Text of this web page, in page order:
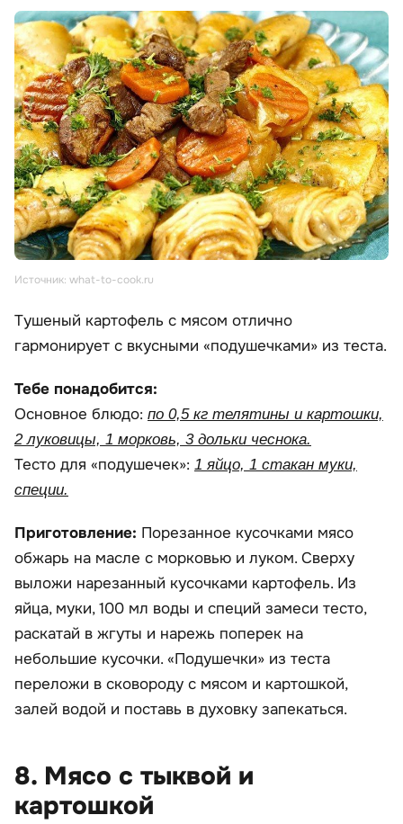
Источник: what-to-cook.ru
Тушеный картофель с мясом отлично
гармонирует с вкусными «подушечками» из теста.
Тебе понадобится:
Основное блюдо: по 0,5 кг телятины и картошки,
2 луковицы, 1 морковь, 3 дольки чеснока.
Тесто для «подушечек»: 1 яйцо, 1 стакан муки,
специи.
Приготовление: Порезанное кусочками мясо
обжарь на масле с морковью и луком. Сверху
выложи нарезанный кусочками картофель. Из
яйца, муки, 100 мл воды и специй замеси тесто,
раскатай в жгуты и нарежь поперек на
небольшие кусочки. «Подушечки» из теста
переложи в сковороду с мясом и картошкой,
залей водой и поставь в духовку запекаться.
8. Мясо с тыквой и
картошкой